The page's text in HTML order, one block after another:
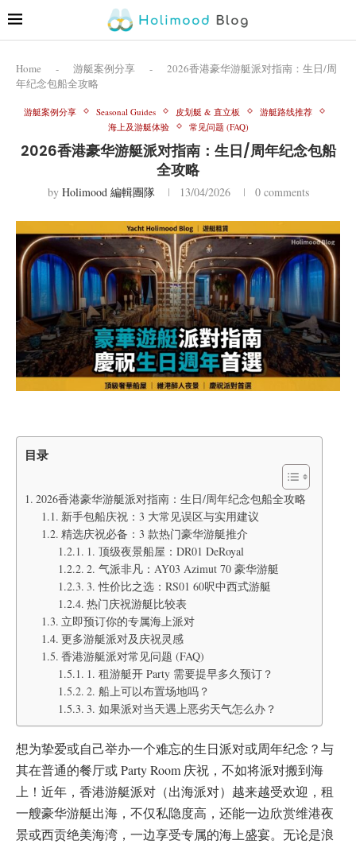
Home - 游艇案例分享 -
2026香港豪华游艇派对指南：生日/周
年纪念包船全攻略
游艇案例分享 Seasonal Guides 皮划艇 & 直立板
游艇路线推荐
海上及游艇体验
常见问题 (FAQ)
2026香港豪华游艇派对指南：生日/周年纪念包船
全攻略
by Holimood 編輯團隊 13/04/2026 0 comments
目录
2026香港豪华游艇派对指南：生日/周年纪念包船全攻略
新手包船庆祝：3 大常见误区与实用建议
精选庆祝必备：3 款热门豪华游艇推介
1. 顶级夜景船屋：DR01 DeRoyal
2. 气派非凡：AY03 Azimut 70 豪华游艇
3. 性价比之选：RS01 60呎中西式游艇
热门庆祝游艇比较表
立即预订你的专属海上派对
更多游艇派对及庆祝灵感
香港游艇派对常见问题 (FAQ)
1. 租游艇开 Party 需要提早多久预订？
2. 船上可以布置场地吗？
3. 如果派对当天遇上恶劣天气怎么办？
想为挚爱或自己举办一个难忘的生日派对或周年纪念？与
其在普通的餐厅或 Party Room 庆祝，不如将派对搬到海
上！近年，香港游艇派对（出海派对）越来越受欢迎，租
一艘豪华游艇出海，不仅私隐度高，还能一边欣赏维港夜
景或西贡绝美海湾，一边享受专属的海上盛宴。无论是浪